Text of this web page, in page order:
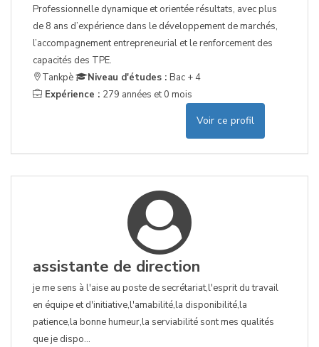
Professionnelle dynamique et orientée résultats, avec plus
de 8 ans d’expérience dans le développement de marchés,
l’accompagnement entrepreneurial et le renforcement des
capacités des TPE.
Tankpè
Niveau d'études : Bac + 4
Expérience : 279 années et 0 mois
Voir ce profil
assistante de direction
je me sens à l'aise au poste de secrétariat,l'esprit du travail
en équipe et d'initiative,l'amabilité,la disponibilité,la
patience,la bonne humeur,la serviabilité sont mes qualités
que je dispo...